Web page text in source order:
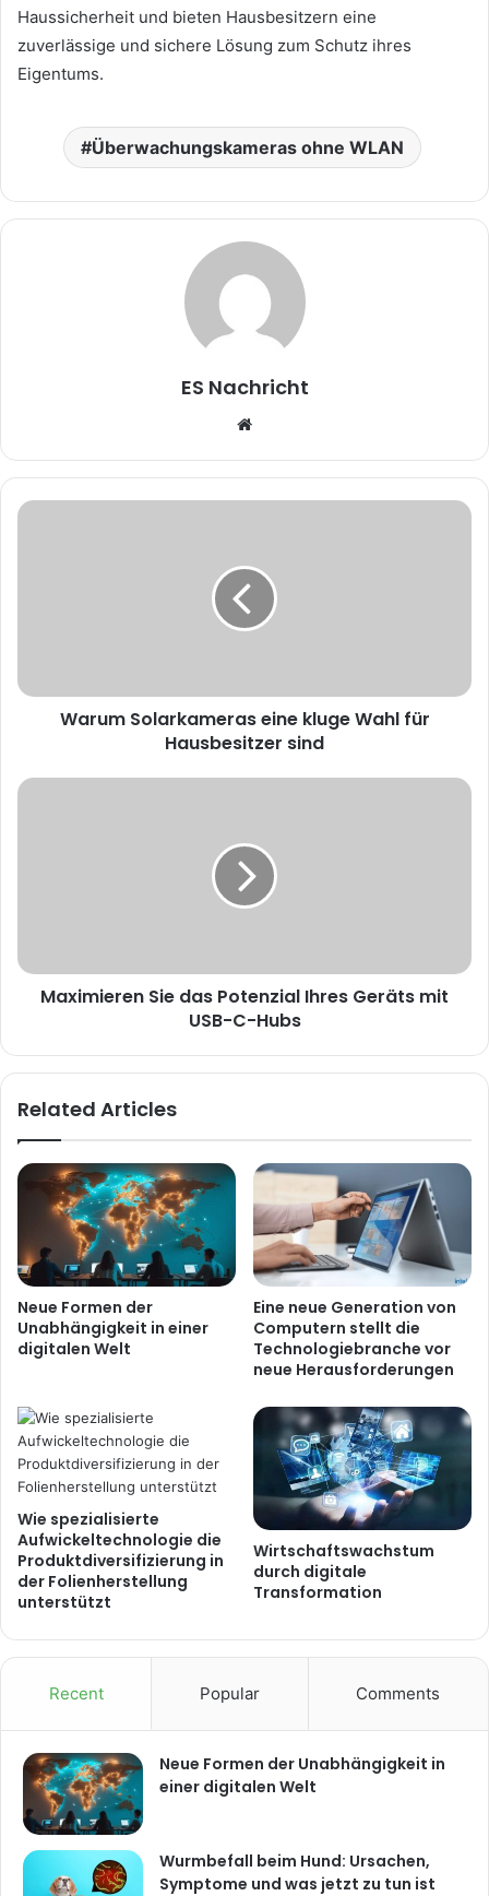
Haussicherheit und bieten Hausbesitzern eine
zuverlässige und sichere Lösung zum Schutz ihres
Eigentums.
Überwachungskameras ohne WLAN
ES Nachricht
b
s
e
Warum Solarkameras eine kluge Wahl für
Hausbesitzer sind
Maximieren Sie das Potenzial Ihres Geräts mit
USB-C-Hubs
Related Articles
Neue Formen der
Unabhängigkeit in einer
digitalen Welt
Eine neue Generation von
Computern stellt die
Technologiebranche vor
neue Herausforderungen
Wie spezialisierte
Aufwickeltechnologie die
Produktdiversifizierung in
der Folienherstellung
unterstützt
Wirtschaftswachstum
durch digitale
Transformation
Recent Popular Comments
Neue Formen der Unabhängigkeit in
einer digitalen Welt
Wurmbefall beim Hund: Ursachen,
Symptome und was jetzt zu tun ist